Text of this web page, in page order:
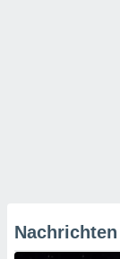
Nachrichten